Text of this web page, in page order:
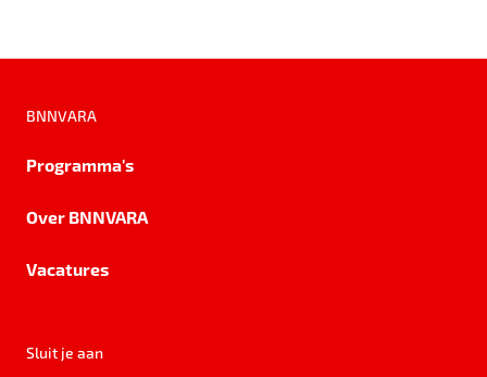
BNNVARA
Programma's
Over BNNVARA
Vacatures
Sluit je aan